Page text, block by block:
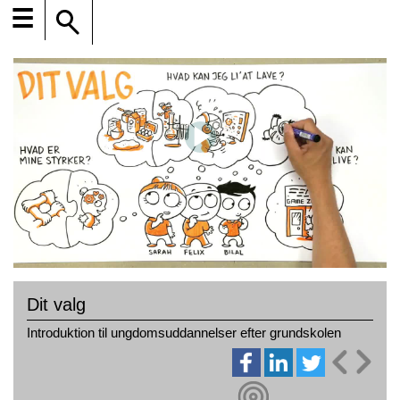
☰
Dit valg
Introduktion til ungdomsuddannelser efter grundskolen